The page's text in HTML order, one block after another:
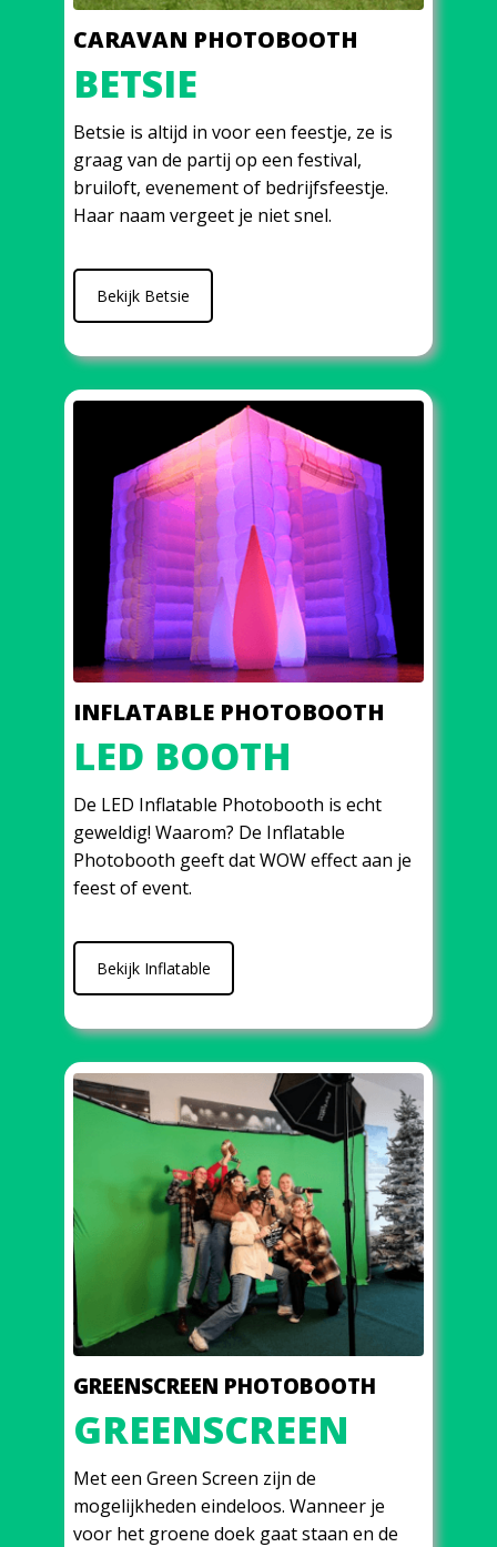
CARAVAN PHOTOBOOTH
BETSIE
Betsie is altijd in voor een feestje, ze is
graag van de partij op een festival,
bruiloft, evenement of bedrijfsfeestje.
Haar naam vergeet je niet snel.
Bekijk Betsie
INFLATABLE PHOTOBOOTH
LED BOOTH
De LED Inflatable Photobooth is echt
geweldig! Waarom? De Inflatable
Photobooth geeft dat WOW effect aan je
feest of event.
Bekijk Inflatable
GREENSCREEN PHOTOBOOTH
GREENSCREEN
Met een Green Screen zijn de
mogelijkheden eindeloos. Wanneer je
voor het groene doek gaat staan en de